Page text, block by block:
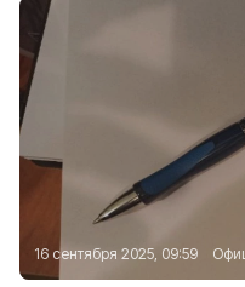
16 сентября 2025, 09:59